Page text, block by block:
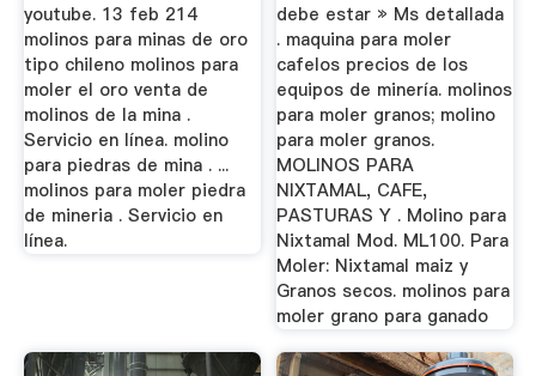
youtube. 13 feb 214
molinos para minas de oro
tipo chileno molinos para
moler el oro venta de
molinos de la mina .
Servicio en línea. molino
para piedras de mina . ...
molinos para moler piedra
de mineria . Servicio en
línea.
debe estar » Ms detallada
. maquina para moler
cafelos precios de los
equipos de minería. molinos
para moler granos; molino
para moler granos.
MOLINOS PARA
NIXTAMAL, CAFE,
PASTURAS Y . Molino para
Nixtamal Mod. ML100. Para
Moler: Nixtamal maiz y
Granos secos. molinos para
moler grano para ganado